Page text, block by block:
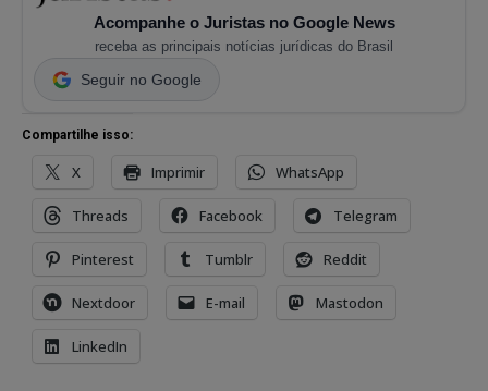
Acompanhe o Juristas no Google News
receba as principais notícias jurídicas do Brasil
Seguir no Google
Compartilhe isso:
X Imprimir WhatsApp
Threads Facebook Telegram
Pinterest Tumblr Reddit
Nextdoor E-mail Mastodon
LinkedIn